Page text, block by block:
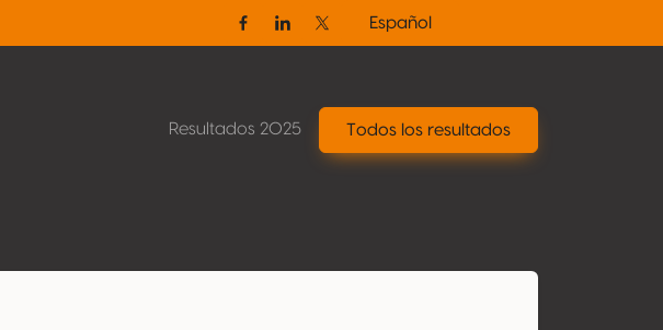
FacebookLinkedinTwitter / X
Español
Resultados 2025 Todos los resultados